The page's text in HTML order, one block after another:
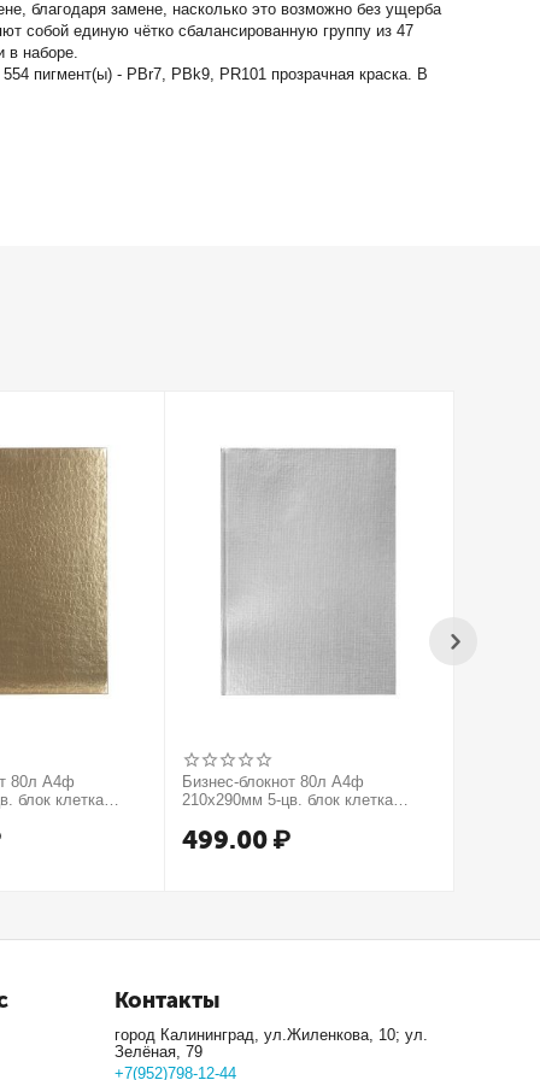
благодаря замене, насколько это возможно без ущерба
собой единую чётко сбалансированную группу из 47
в наборе.
пигмент(ы) - PBr7, PBk9, PR101 прозрачная краска. В
80л А4ф
блок клетка
Золото
Бизнес-блокнот 80л А4ф
210х290мм 5-цв. блок клетка
серия Серебро
499.00 ₽
Контакты
город Калининград, ул.Жиленкова, 10; ул.
Зелёная, 79
+7(952)798-12-44